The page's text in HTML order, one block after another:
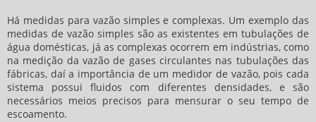
Há medidas para vazão simples e complexas. Um exemplo das
medidas de vazão simples são as existentes em tubulações de
água domésticas, já as complexas ocorrem em indústrias, como
na medição da vazão de gases circulantes nas tubulações das
fábricas, daí a importância de um medidor de vazão, pois cada
sistema possui fluidos com diferentes densidades, e são
necessários meios precisos para mensurar o seu tempo de
escoamento.